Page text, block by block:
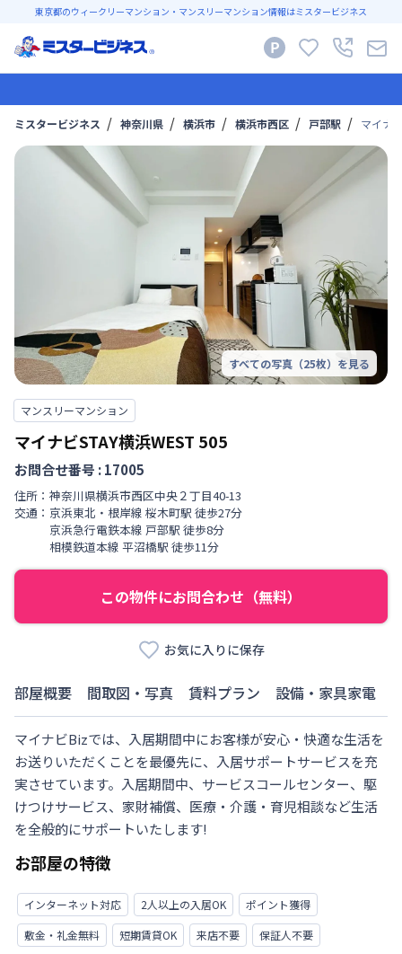
東京都のウィークリーマンション・マンスリーマンション情報はミスタービジネス
ミスタービジネス 神奈川県 横浜市 横浜市西区 戸部駅 マイナ
すべての写真（25枚）を見る
マンスリーマンション
マイナビSTAY横浜WEST 505
お問合せ番号 :17005
住所： 神奈川県横浜市西区中央２丁目40-13
交通： 京浜東北・根岸線 桜木町駅 徒歩27分
京浜急行電鉄本線 戸部駅 徒歩8分
相模鉄道本線 平沼橋駅 徒歩11分
この物件にお問合わせ（無料）
お気に入りに保存
部屋概要 間取図・写真 賃料プラン 設備・家具家電
マイナビBizでは、入居期間中にお客様が安心・快適な生活を
お送りいただくことを最優先に、入居サポートサービスを充
実させています。入居期間中、サービスコールセンター、駆
けつけサービス、家財補償、医療・介護・育児相談など生活
を全般的にサポートいたします!
お部屋の特徴
インターネット対応 2人以上の入居OK
ポイント獲得
敷金・礼金無料
短期賃貸OK 来店不要 保証人不要